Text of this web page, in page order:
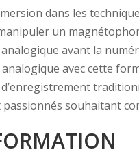
dans les
un
avant la
avec cette
souhaitant